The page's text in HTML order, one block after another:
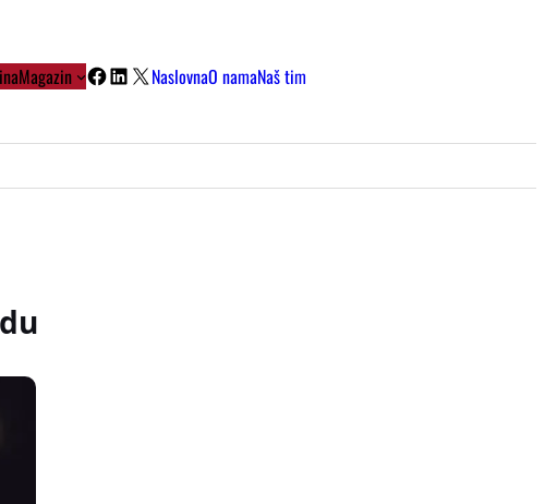
Magazin Facebook
LinkedIn
X NaslovnaO namaNaš tim